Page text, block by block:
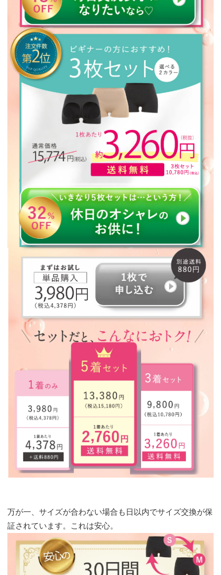
万が一、サイズが合わない場合も日以内でサイズ交換が保
証されています。これは安心。